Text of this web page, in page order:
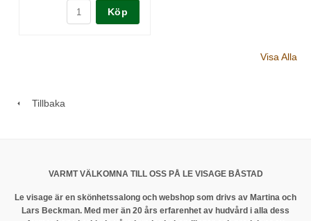
Köp
Visa Alla
Tillbaka
VARMT VÄLKOMNA TILL OSS PÅ LE VISAGE BÅSTAD
Le visage är en skönhetssalong och webshop som drivs av Martina och
Lars Beckman. Med mer än 20 års erfarenhet av hudvård i alla dess